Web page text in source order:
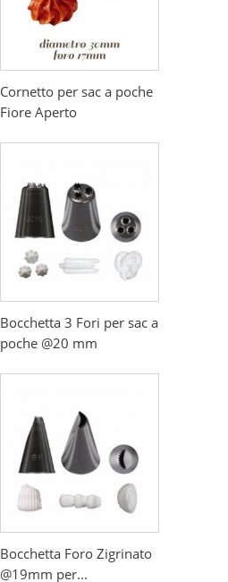
Cornetto per sac a poche
Fiore Aperto
Bocchetta 3 Fori per sac a
poche @20 mm
Bocchetta Foro Zigrinato
@19mm per...